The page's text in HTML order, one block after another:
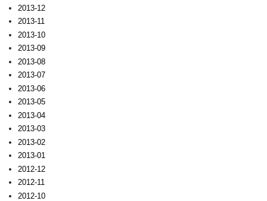
2013-12
2013-11
2013-10
2013-09
2013-08
2013-07
2013-06
2013-05
2013-04
2013-03
2013-02
2013-01
2012-12
2012-11
2012-10